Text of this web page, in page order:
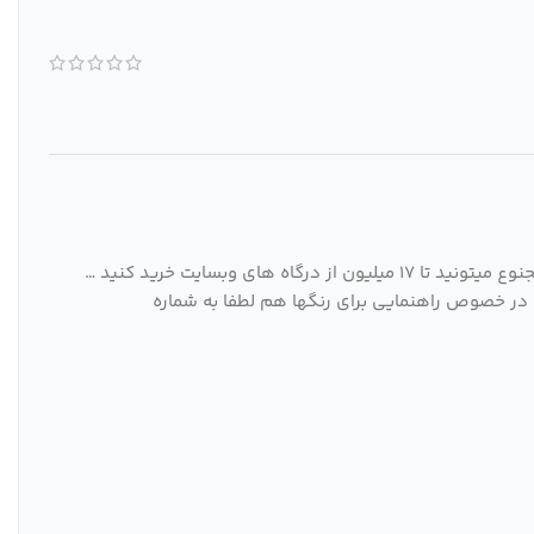
برای خرید اقساط هم میتونید از درگاه های ترب پی 4 میلیون و درگاه اسنپ پی 5 میلیون و درگاه باسلام 8 میلیون اقساط خرید کنید در مجنوع میتونید تا 17 میلیون از درگاه های وبسایت خرید کنید …
خصوص راهنمایی برای رنگها هم لطفا به شماره